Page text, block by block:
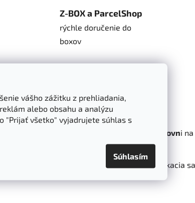
vášho zážitku z prehliadania,
alebo obsahu a analýzu
"Prijať všetko" vyjadrujete súhlas s
Súhlasím
Z-BOX a ParcelShop
rýchle doručenie do
boxov
zvladnutie bolesti.
rekreacnej urovni
to umozni lepidlu uplne prilnut. Kazda aplikacia